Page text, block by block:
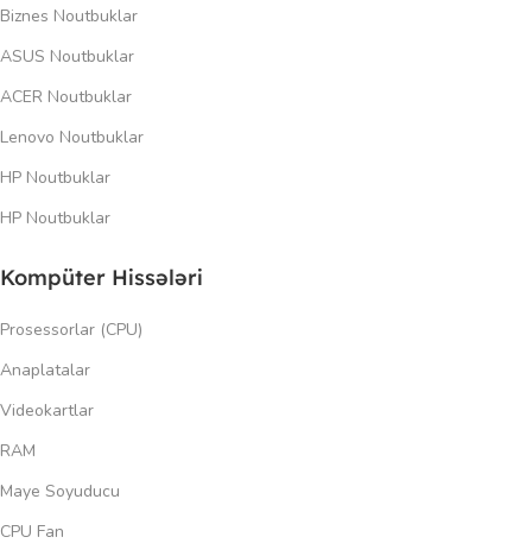
Biznes Noutbuklar
ASUS Noutbuklar
ACER Noutbuklar
Lenovo Noutbuklar
HP Noutbuklar
HP Noutbuklar
Kompüter Hissələri
Prosessorlar (CPU)
Anaplatalar
Videokartlar
RAM
Maye Soyuducu
CPU Fan